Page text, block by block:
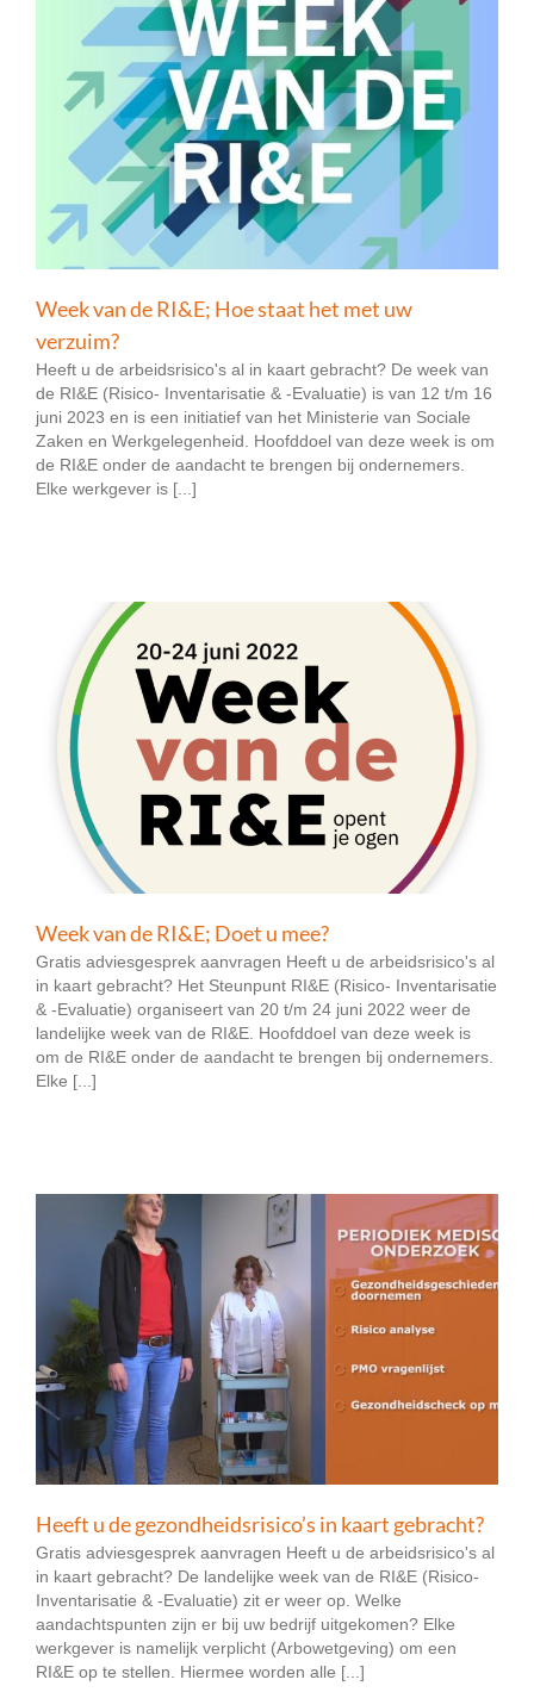
Week van de RI&E; Hoe staat het met uw
verzuim?
Heeft u de arbeidsrisico's al in kaart gebracht? De week van
de RI&E (Risico- Inventarisatie & -Evaluatie) is van 12 t/m 16
juni 2023 en is een initiatief van het Ministerie van Sociale
Zaken en Werkgelegenheid. Hoofddoel van deze week is om
de RI&E onder de aandacht te brengen bij ondernemers.
Elke werkgever is [...]
Week van de RI&E; Doet u mee?
Gratis adviesgesprek aanvragen Heeft u de arbeidsrisico's al
in kaart gebracht? Het Steunpunt RI&E (Risico- Inventarisatie
& -Evaluatie) organiseert van 20 t/m 24 juni 2022 weer de
landelijke week van de RI&E. Hoofddoel van deze week is
om de RI&E onder de aandacht te brengen bij ondernemers.
Elke [...]
Heeft u de gezondheidsrisico’s in kaart gebracht?
Gratis adviesgesprek aanvragen Heeft u de arbeidsrisico's al
in kaart gebracht? De landelijke week van de RI&E (Risico-
Inventarisatie & -Evaluatie) zit er weer op. Welke
aandachtspunten zijn er bij uw bedrijf uitgekomen? Elke
werkgever is namelijk verplicht (Arbowetgeving) om een
RI&E op te stellen. Hiermee worden alle [...]